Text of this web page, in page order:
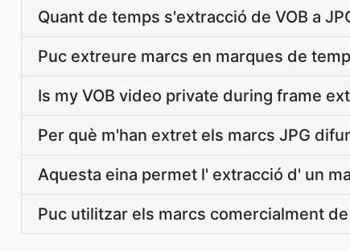
Quant de temps s'extracció de VOB a
Puc extreure marcs en marques de
Is my VOB video private during frame
Per què m'han extret els marcs JPG
Aquesta eina permet l' extracció d' un
Puc utilitzar els marcs comercialment de